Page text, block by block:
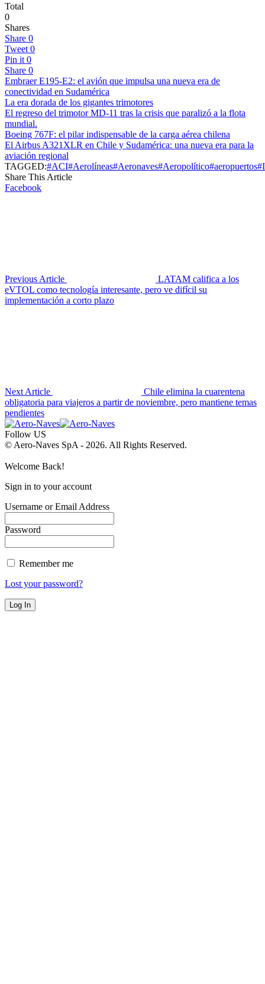
Total
0
Shares
Share 0
Tweet 0
Pin it 0
Share 0
Embraer E195-E2: el avión que impulsa una nueva era de
conectividad en Sudamérica
La era dorada de los gigantes trimotores
El regreso del trimotor MD-11 tras la crisis que paralizó a la flota
mundial.
Boeing 767F: el pilar indispensable de la carga aérea chilena
El Airbus A321XLR en Chile y Sudamérica: una nueva era para la
aviación regional
TAGGED:#ACI#Aerolíneas#Aeronaves#Aeropolítico#aeropuertos
Share This Article
Facebook
Previous Article
LATAM califica a los
eVTOL como tecnología interesante, pero ve difícil su
implementación a corto plazo
Next Article
Chile elimina la cuarentena
obligatoria para viajeros a partir de noviembre, pero mantiene temas
pendientes
Follow US
© Aero-Naves SpA - 2026. All Rights Reserved.
Welcome Back!
Sign in to your account
Username or Email Address
Password
Remember me
Lost your password?